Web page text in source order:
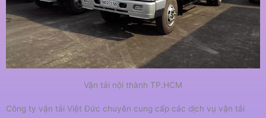
Vận tải nội thành TP.HCM
Công ty vận tải Việt Đức chuyên cung cấp các dịch vụ vận tải